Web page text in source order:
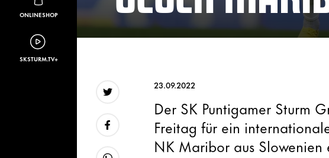
ONLINESHOP
SKSTURM.TV+
23.09.2022
Der SK Puntigamer Sturm
Freitag für ein
NK Maribor aus Slowenien